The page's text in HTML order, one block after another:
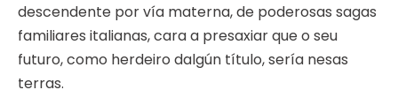
descendente por vía materna, de poderosas sagas
familiares italianas, cara a presaxiar que o seu
futuro, como herdeiro dalgún título, sería nesas
terras.